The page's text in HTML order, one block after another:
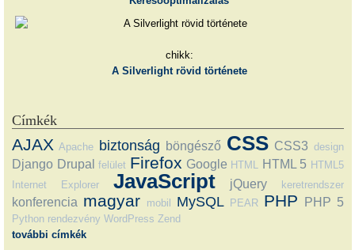
chikk:
A Silverlight rövid története
Címkék
AJAX Apache biztonság böngésző CSS CSS3 design
Django Drupal felület Firefox Google HTML HTML 5 HTML5
Internet Explorer
JavaScript jQuery keretrendszer
konferencia magyar mobil MySQL PEAR PHP PHP 5
Python rendezvény WordPress Zend
további címkék